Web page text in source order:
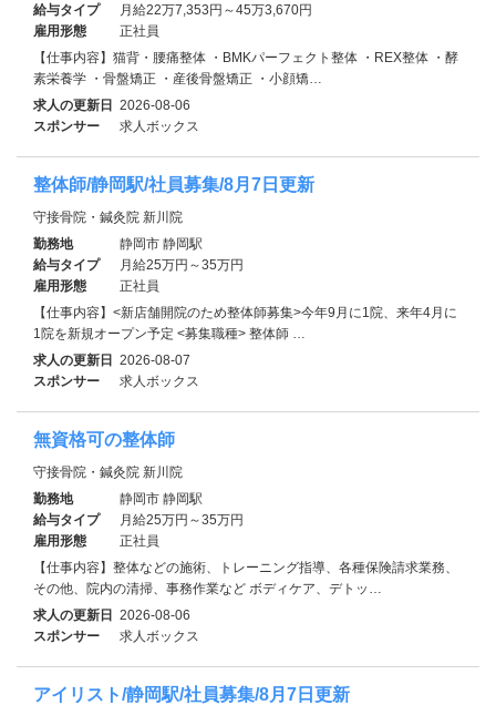
給与タイプ
月給22万7,353円～45万3,670円
雇用形態
正社員
【仕事内容】猫背・腰痛整体 ・BMKパーフェクト整体 ・REX整体 ・酵
素栄養学 ・骨盤矯正 ・産後骨盤矯正 ・小顔矯…
求人の更新日 2026-08-06
スポンサー
求人ボックス
整体師/静岡駅/社員募集/8月7日更新
守接骨院・鍼灸院 新川院
勤務地
静岡市 静岡駅
給与タイプ
月給25万円～35万円
雇用形態
正社員
【仕事内容】<新店舗開院のため整体師募集>今年9月に1院、来年4月に
1院を新規オープン予定 <募集職種> 整体師 …
求人の更新日 2026-08-07
スポンサー
求人ボックス
無資格可の整体師
守接骨院・鍼灸院 新川院
勤務地
静岡市 静岡駅
給与タイプ
月給25万円～35万円
雇用形態
正社員
【仕事内容】整体などの施術、トレーニング指導、各種保険請求業務、
その他、院内の清掃、事務作業など ボディケア、デトッ…
求人の更新日 2026-08-06
スポンサー
求人ボックス
アイリスト/静岡駅/社員募集/8月7日更新